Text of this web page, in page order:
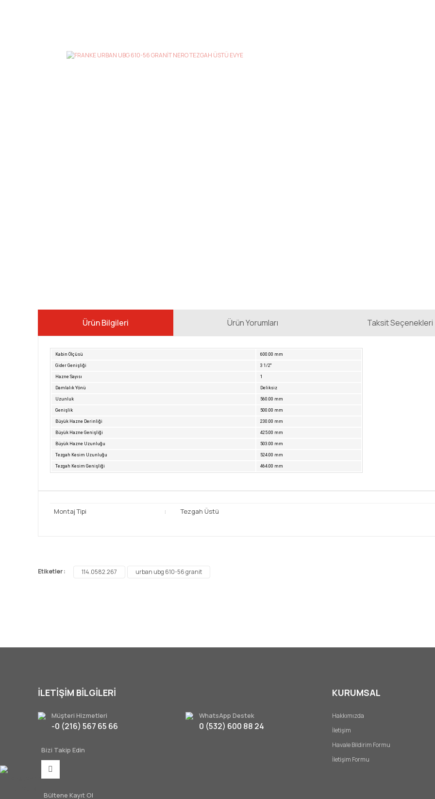
Ürün Bilgileri Ürün Yorumları Taksit Seçenekleri
Kabin Ölçüsü 600.00 mm
Gider Genişliği 3 1/2''
Hazne Sayısı 1
Damlalık Yönü Deliksiz
Uzunluk 560.00 mm
Genişlik 500.00 mm
Büyük Hazne Derinliği 230.00 mm
Büyük Hazne Genişliği 425.00 mm
Büyük Hazne Uzunluğu 503.00 mm
Tezgah Kesim Uzunluğu 524.00 mm
Tezgah Kesim Genişliği 464.00 mm
Montaj Tipi : Tezgah Üstü
Etiketler : 114.0582.267 urban ubg 610-56 granit
İLETİŞİM BİLGİLERİ
Müşteri Hizmetleri
-0 (216) 567 65 66
WhatsApp Destek
0 (532) 600 88 24
Bizi Takip Edin
Bültene Kayıt Ol
KURUMSAL
Hakkımızda
İletişim
Havale Bildirim Formu
İletişim Formu